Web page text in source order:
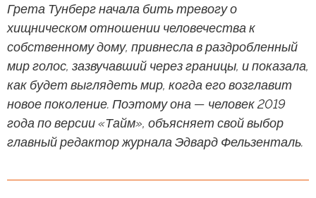
Грета Тунберг начала бить тревогу о
хищническом отношении человечества к
собственному дому, привнесла в раздробленный
мир голос, зазвучавший через границы, и показала,
как будет выглядеть мир, когда его возглавит
новое поколение. Поэтому она — человек 2019
года по версии «Тайм», объясняет свой выбор
главный редактор журнала Эдвард Фельзенталь.